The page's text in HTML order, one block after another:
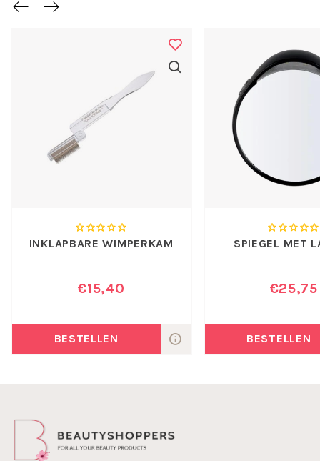
,ETHYLENE/VA COPOLYMER, VP/EICOSENE COPOLYMER,
POLYBUTENE, PHENOXYETHANOL, ALCOHOL DENAT.
John van G is een make-up collectie met een
breed assortiment en constant bezig met
ontwikkelingen in kleur en uitvoering.
John van G is niet op dieren getest.
Maak nu kennis met John van G Mascara Top Coat
INKLAPBARE WIMPERKAM
€15,40
BESTELLEN
SPIEGEL MET
€25,75
BESTELLEN